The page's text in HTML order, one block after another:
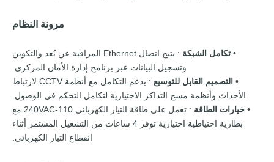
مرونة النظام
• تكامل الشبكة
: يتيح اتصال Ethernet المراقبة عن بُعد والتكوين
وتسجيل البيانات عبر برنامج إدارة الأمان المركزي.
• التصميم القابل للتوسيع
: يدعم التكامل مع أنظمة CCTV لارتباط
الأحداث وأنظمة مسح التذاكر الاختيارية لتكامل التحكم في الوصول.
• خيارات الطاقة
: تعمل على طاقة التيار الكهربائي 110-240VAC مع
بطارية احتياطية اختيارية توفر 4 ساعات من التشغيل المستمر أثناء
انقطاع التيار الكهربائي.